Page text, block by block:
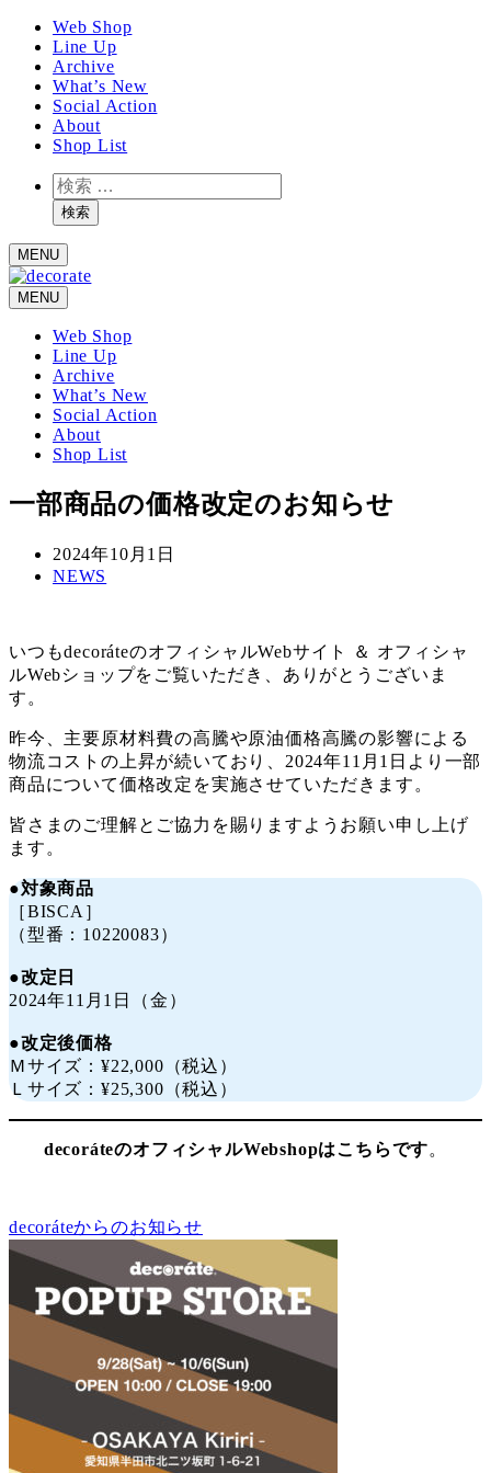
動
Web Shop
Line Up
Archive
What’s New
Social Action
About
Shop List
検
索検索
MENU
MENU
Web Shop
Line Up
Archive
What’s New
Social Action
About
Shop List
一部商品の価格改定のお知らせ
投
稿
2024年10月1日
カ
リ
ー
NEWS
いつもdecoráteのオフィシャルWebサイト ＆ オフィシャ
ルWebショップをご覧いただき、ありがとうございま
す。
昨今、主要原材料費の高騰や原油価格高騰の影響による
物流コストの上昇が続いており、2024年11月1日より一部
商品について価格改定を実施させていただきます。
皆さまのご理解とご協⼒を賜りますようお願い申し上げ
ます。
●対象商品
［BISCA］
（型番：10220083）
●改定日
2024年11月1日（金）
●改定後価格
Ｍサイズ：¥22,000（税込）
Ｌサイズ：¥25,300（税込）
decoráteのオフィシャルWebshopはこちらです。
decoráteからのお知らせ